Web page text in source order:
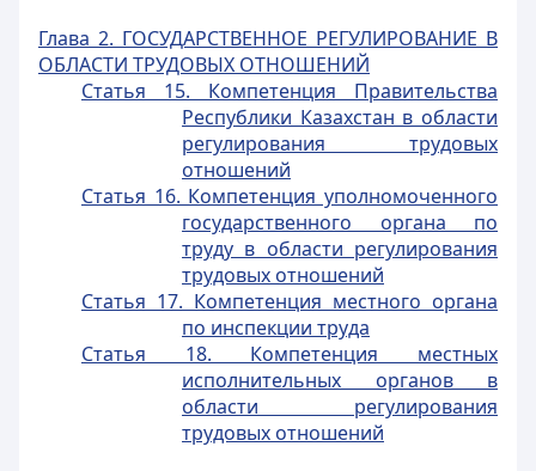
Глава 2. ГОСУДАРСТВЕННОЕ РЕГУЛИРОВАНИЕ В
ОБЛАСТИ ТРУДОВЫХ ОТНОШЕНИЙ
Статья 15. Компетенция Правительства
Республики Казахстан в области
регулирования трудовых
отношений
Статья 16. Компетенция уполномоченного
государственного органа по
труду в области регулирования
трудовых отношений
Статья 17. Компетенция местного органа
по инспекции труда
Статья 18. Компетенция местных
исполнительных органов в
области регулирования
трудовых отношений